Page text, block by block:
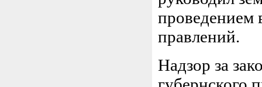
проведением
правлений.
Надзор за